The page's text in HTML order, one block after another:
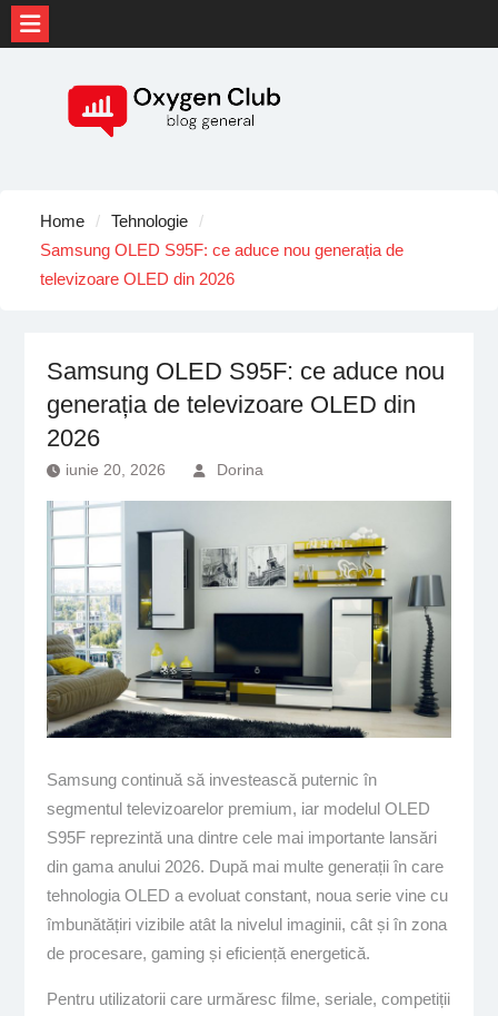
Home
Tehnologie
Samsung OLED S95F: ce aduce nou generația de
televizoare OLED din 2026
Samsung OLED S95F: ce aduce nou
generația de televizoare OLED din
2026
iunie 20, 2026 Dorina
Samsung continuă să investească puternic în
segmentul televizoarelor premium, iar modelul OLED
S95F reprezintă una dintre cele mai importante lansări
din gama anului 2026. După mai multe generații în care
tehnologia OLED a evoluat constant, noua serie vine cu
îmbunătățiri vizibile atât la nivelul imaginii, cât și în zona
de procesare, gaming și eficiență energetică.
Pentru utilizatorii care urmăresc filme, seriale, competiții